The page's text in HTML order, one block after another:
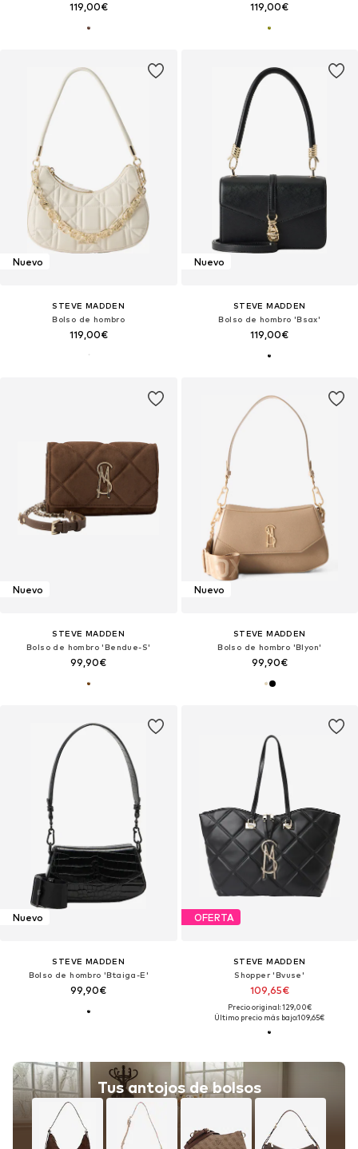
119,00€ 119,00€
Nuevo
STEVE MADDEN
Bolso de hombro
119,00€
Nuevo
STEVE MADDEN
Bolso de hombro 'Bsax'
119,00€
Nuevo
STEVE MADDEN
Bolso de hombro 'Bendue-S'
99,90€
Nuevo
STEVE MADDEN
Bolso de hombro 'Blyon'
99,90€
Nuevo
STEVE MADDEN
Bolso de hombro 'Btaiga-E'
99,90€
Tus antojos de bolsos
OFERTA
STEVE MADDEN
Shopper 'Bvuse'
109,65€
Precio original: 129,00€
Último precio más bajo:109,65€